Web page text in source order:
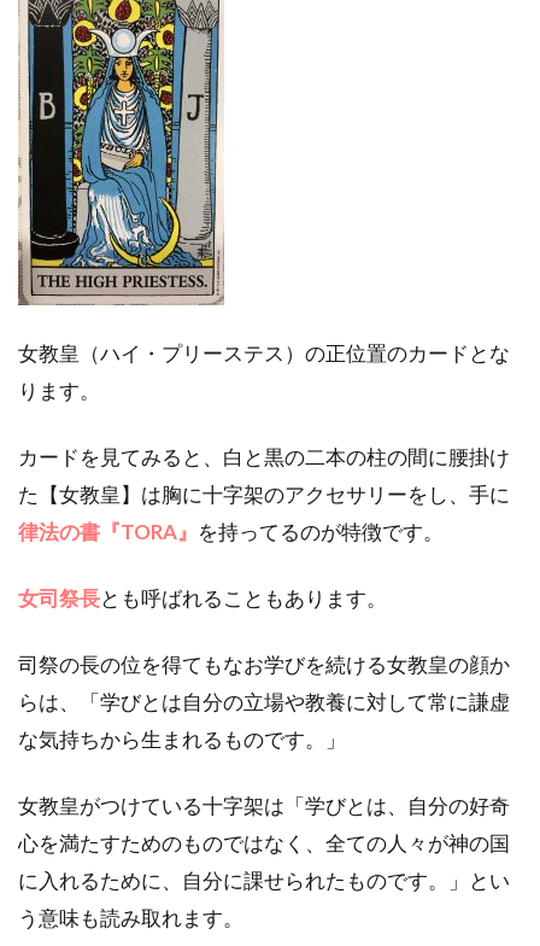
の本
来の
意味
は？
タロ
ット
占い
｜女
教皇
(ハ
プリ
ース
テ
の正
位置
と逆
位置
は？
2.1
女教
皇(ハ
イ・
プリ
テス)
の正
位置
の意
味
は？
女教皇（ハイ・プリーステス）の正位置のカードとな
ります。
カードを見てみると、白と黒の二本の柱の間に腰掛け
た【女教皇】は胸に十字架のアクセサリーをし、手に
律法の書『TORA』 を持ってるのが特徴です。
女司祭長とも呼ばれることもあります。
司祭の長の位を得てもなお学びを続ける女教皇の顔か
らは、
「学びとは自分の立場や教養に対して常に謙虚
な気持ちから生まれるものです。」
女教皇がつけている十字架は 「学びとは、自分の好奇
心を満たすためのものではなく、全ての人々が神の国
に入れるために、自分に課せられたものです。」とい
う意味も読み取れます。